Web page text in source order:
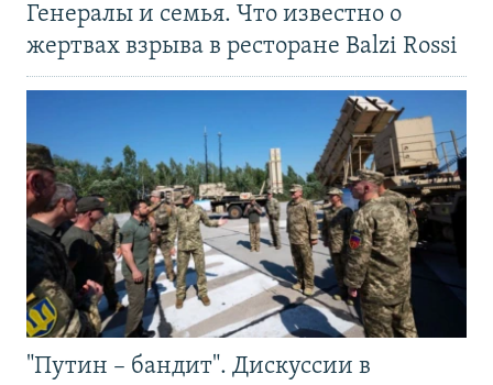
Генералы и семья. Что известно о
жертвах взрыва в ресторане Balzi Rossi
"Путин – бандит". Дискуссии в